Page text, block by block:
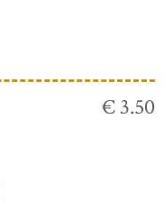
€ 3.50